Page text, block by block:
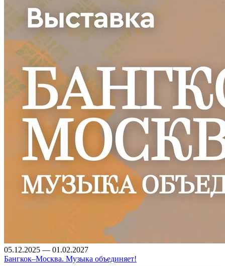
05.12.2025 — 01.02.2027
Бангкок–Москва. Музыка объединяет!